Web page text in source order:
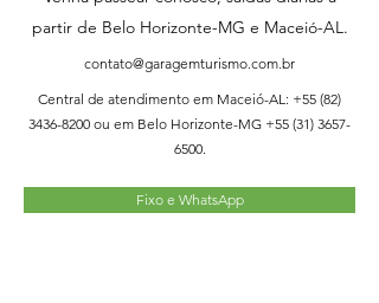
partir de Belo Horizonte-MG e Maceió-AL.
contato@garagemturismo.com.br
Central de atendimento em Maceió-AL: +55 (82)
3436-8200 ou em Belo Horizonte-MG +55 (31) 3657-
6500.
Fixo e WhatsApp